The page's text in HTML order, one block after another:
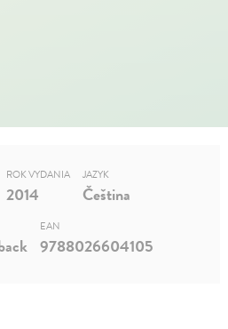
ROK VYDANIA
2014
JAZYK
Čeština
EAN
9788026604105